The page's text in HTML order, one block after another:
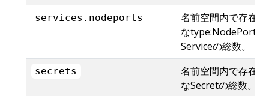
services.nodeports
名前空間内で存在
なtype:NodePortで
Serviceの総数。
secrets
名前空間内で存在
なSecretの総数。